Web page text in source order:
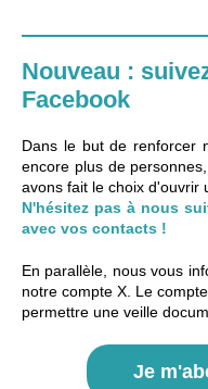
Nouveau :
Facebook
Dans le but de renforcer
encore plus de
avons fait le choix d'ouvrir
N'hésitez pas à nous
avec vos contacts !
En parallèle, nous vous
notre compte X. Le
permettre une veille
Je